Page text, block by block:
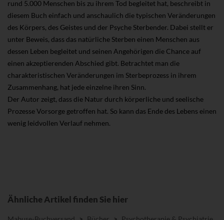
rund 5.000 Menschen bis zu ihrem Tod begleitet hat, beschreibt in
diesem Buch einfach und anschaulich die typischen Veränderungen
des Körpers, des Geistes und der Psyche Sterbender. Dabei stellt er
unter Beweis, dass das natürliche Sterben einen Menschen aus
dessen Leben begleitet und seinen Angehörigen die Chance auf
einen akzeptierenden Abschied gibt. Betrachtet man die
charakteristischen Veränderungen im Sterbeprozess in ihrem
Zusammenhang, hat jede einzelne ihren Sinn.
Der Autor zeigt, dass die Natur durch körperliche und seelische
Prozesse Vorsorge getroffen hat. So kann das Ende des Lebens einen
wenig leidvollen Verlauf nehmen.
Ähnliche Artikel finden Sie hier